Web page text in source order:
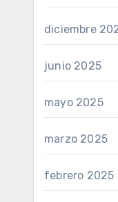
diciembre
junio 2025
mayo 2025
marzo 2025
febrero 2025